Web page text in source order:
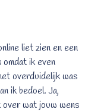
liet zien en een
ik even
overduidelijk was
ik bedoel. Ja,
over wat jouw wens